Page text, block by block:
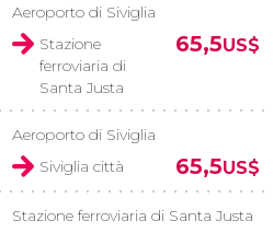
Aeroporto di Siviglia
Stazione
ferroviaria di
Santa Justa
65,5US$
Aeroporto di Siviglia
Siviglia città
65,5US$
Stazione ferroviaria di Santa Justa